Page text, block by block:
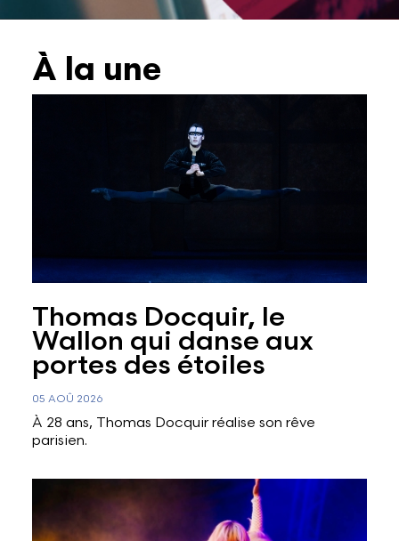
À la une
Thomas Docquir, le
Wallon qui danse aux
portes des étoiles
05 AOÛ 2026
À 28 ans, Thomas Docquir réalise son rêve
parisien.